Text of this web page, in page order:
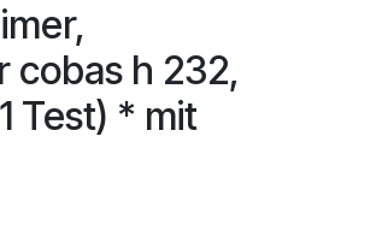
cobas h 232,
Test) * mit